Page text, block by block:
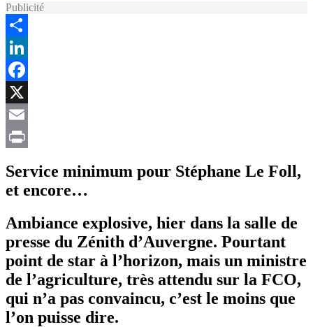
Publicité
Share
LinkedIn
Facebook
X
Email
Service minimum pour Stéphane Le Foll,
et encore…
Ambiance explosive, hier dans la salle de
presse du Zénith d’Auvergne. Pourtant
point de star à l’horizon, mais un ministre
de l’agriculture, très attendu sur la FCO,
qui n’a pas convaincu, c’est le moins que
l’on puisse dire.